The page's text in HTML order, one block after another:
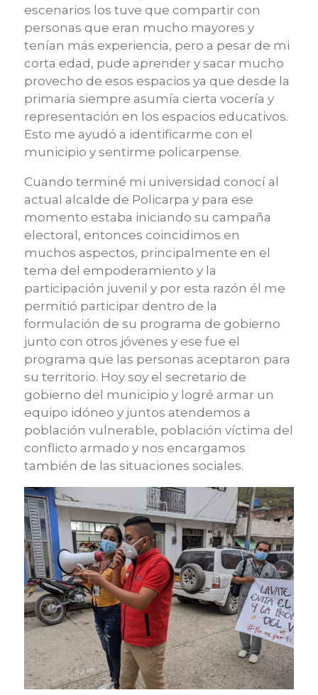
escenarios los tuve que compartir con
personas que eran mucho mayores y
tenían más experiencia, pero a pesar de mi
corta edad, pude aprender y sacar mucho
provecho de esos espacios ya que desde la
primaria siempre asumía cierta vocería y
representación en los espacios educativos.
Esto me ayudó a identificarme con el
municipio y sentirme policarpense.
Cuando terminé mi universidad conocí al
actual alcalde de Policarpa y para ese
momento estaba iniciando su campaña
electoral, entonces coincidimos en
muchos aspectos, principalmente en el
tema del empoderamiento y la
participación juvenil y por esta razón él me
permitió participar dentro de la
formulación de su programa de gobierno
junto con otros jóvenes y ese fue el
programa que las personas aceptaron para
su territorio. Hoy soy el secretario de
gobierno del municipio y logré armar un
equipo idóneo y juntos atendemos a
población vulnerable, población víctima del
conflicto armado y nos encargamos
también de las situaciones sociales.